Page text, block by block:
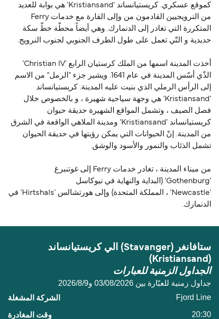
كموقع عسكري. كريستيانساند 'Kristiansand' هي بوابة للعديد
من النرويجيين القادمون من وإلى القارة مع خدمات Ferry
المتكررة التي تغادر إلى الدنمارك. وهي أيضاً محطّة خطّ سكة
حديدية و التّي تعمل على طول الطرف الجنوبي لجنوب النرويج.
أخذت المدينة اسمها من الملك كرستيان الرابع 'Christian IV'
الذّي أسّس المدينة في عام 1641. ويشير جزء "الرمل" من الاسم
إلى الرأس الرملي الذي بنيت عليه المدينة. كريستيانساند
'Kristiansand' هي وجهة سياحية شهيرة ، و بالخصوص خلال
فصل الصيف ، وتشمل المواقع الشهيرة حديقة حيوان
كريستيانساند 'Kristiansand' ومدينة الملاهي الواقعة في الشرق
من المدينة. إنّ الحيوانات التي يمكن رؤيتها في حديقة الحيوان
تشمل الذئاب والنمور والأسود والوشق.
من ميناء المدينة ، تغادر خدمات Ferry إلى غوتنبرغ
'Gothenburg' (البداية والنهاية في نيوكاسل
'Newcastle' ، المملكة المتحدة) وإلى هورتشالس 'Hirtshals' في
الدنمارك.
ستافانغر (Stavanger) الي كريستيانساند
(Kristiansand)
الجداول الزمنية للعبارات
جداول زمنية للعبّارة بين 03/08/2026 و9‏/8‏/2026
Fjord Line
20:30